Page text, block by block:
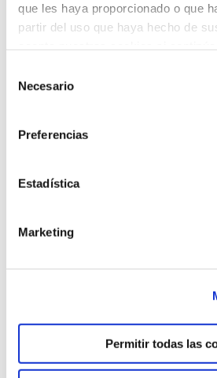
que les haya proporcionado o que
partir del uso que haya hecho de
Necesario
Preferencias
Estadística
Marketing
Permitir todas las
Coexistence
Ven a
Descubre nuestro
de la mano de